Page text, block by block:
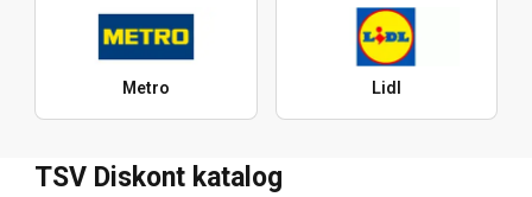
Metro Lidl
TSV Diskont katalog